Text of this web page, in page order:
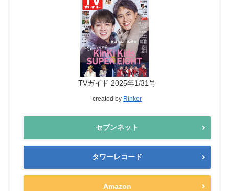
TVガイド 2025年1/31号
created by Rinker
セブンネット
タワーレコード
Amazon